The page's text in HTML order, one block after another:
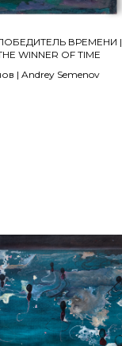
ВРЕМЕНИ |
WINNER OF TIME
| Andrey Semenov